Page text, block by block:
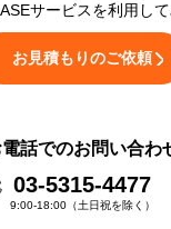
サービスを利用し
お見積もりのご依頼
電話でのお問い合わ
03-5315-4477
9:00-18:00（土日祝を除く）